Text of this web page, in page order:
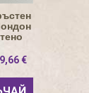
€